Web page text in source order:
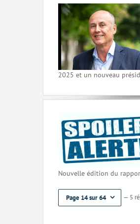
2025 et un nouveau
Nouvelle édition du
Page 14 sur 64 — 5